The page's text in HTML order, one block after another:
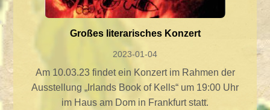
Großes literarisches Konzert
2023-01-04
Am 10.03.23 findet ein Konzert im Rahmen der
Ausstellung „Irlands Book of Kells“ um 19:00 Uhr
im Haus am Dom in Frankfurt statt.